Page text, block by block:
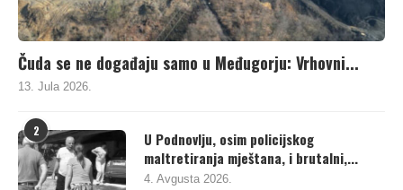
Čuda se ne događaju samo u Međugorju: Vrhovni...
13. Jula 2026.
2
U Podnovlju, osim policijskog
maltretiranja mještana, i brutalni,...
4. Avgusta 2026.